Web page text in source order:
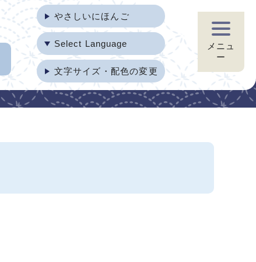
やさしいにほんご
Select Language
文字サイズ・配色の変更
メニュ
ー